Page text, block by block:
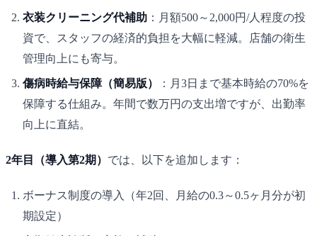
衣装クリーニング代補助 ：月額500～2,000円/人程度の投
資で、スタッフの経済的負担を大幅に軽減。店舗の衛生
管理向上にも寄与。
傷病時給与保障（簡易版）
：月3日まで基本時給の70%を
保障する仕組み。年間で数万円の支出増ですが、出勤率
向上に直結。
2年目（導入第2期） では、以下を追加します：
ボーナス制度の導入（年2回、月給の0.3～0.5ヶ月分が初
期設定）